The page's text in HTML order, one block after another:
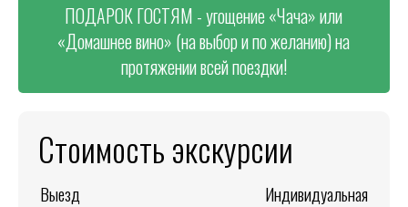
ПОДАРОК ГОСТЯМ - угощение «Чача» или
«Домашнее вино» (на выбор и по желанию) на
протяжении всей поездки!
Стоимость экскурсии
Выезд Индивидуальная